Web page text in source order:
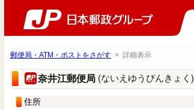
郵便局・ATM・ポストをさがす > 詳細表示
奈井江郵便局 (ないえゆうびんきょく)
住所